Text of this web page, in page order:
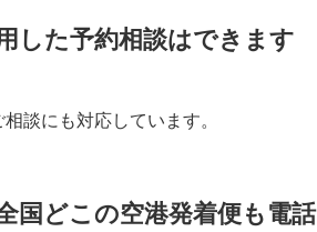
した予約相談はできます
談にも対応しています。
国どこの空港発着便も電話